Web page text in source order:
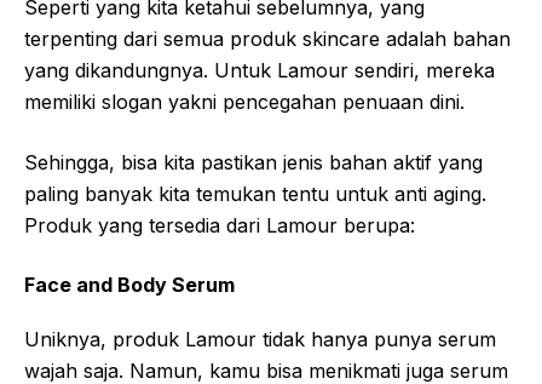
Seperti yang kita ketahui sebelumnya, yang
terpenting dari semua produk skincare adalah bahan
yang dikandungnya. Untuk Lamour sendiri, mereka
memiliki slogan yakni pencegahan penuaan dini.
Sehingga, bisa kita pastikan jenis bahan aktif yang
paling banyak kita temukan tentu untuk anti aging.
Produk yang tersedia dari Lamour berupa:
Face and Body Serum
Uniknya, produk Lamour tidak hanya punya serum
wajah saja. Namun, kamu bisa menikmati juga serum